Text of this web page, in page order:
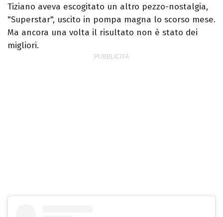
Tiziano aveva escogitato un altro pezzo-nostalgia,
"Superstar", uscito in pompa magna lo scorso mese.
Ma ancora una volta il risultato non è stato dei
migliori.